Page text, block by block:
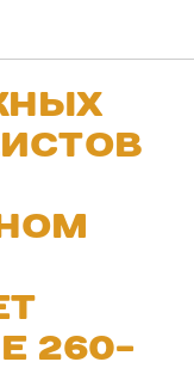
260-